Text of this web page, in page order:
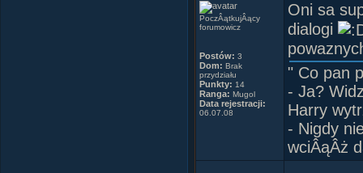
PoczÂątkujÂący
forumowicz
Postów: 3
Dom: Brak
przydziału
Punkty: 14
Ranga: Mugol
Data rejestracji:
06.07.08
Oni sa
dialogi
" Co pan
- Ja?
Harry
- Nigdy
wciÂąÂż